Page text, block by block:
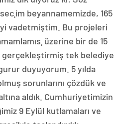
beyannamemizde, 165
vadetmiştim. Bu projeleri
üzerine bir de 15
gerçekleştirmiş tek belediye
duyuyorum. 5 yılda
sorunlarını çözdük ve
aldık. Cumhuriyetimizin
9 Eylül kutlamaları ve